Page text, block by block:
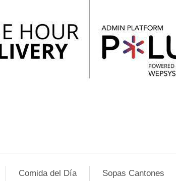
Comida del Día Sopas Cantones